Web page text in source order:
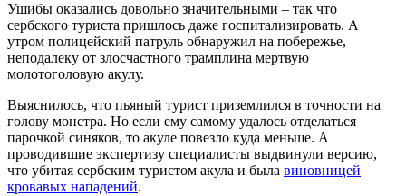
Ушибы оказались довольно значительными – так что
сербского туриста пришлось даже госпитализировать. А
утром полицейский патруль обнаружил на побережье,
неподалеку от злосчастного трамплина мертвую
молотоголовую акулу.
Выяснилось, что пьяный турист приземлился в точности на
голову монстра. Но если ему самому удалось отделаться
парочкой синяков, то акуле повезло куда меньше. А
проводившие экспертизу специалисты выдвинули версию,
что убитая сербским туристом акула и была виновницей
кровавых нападений.